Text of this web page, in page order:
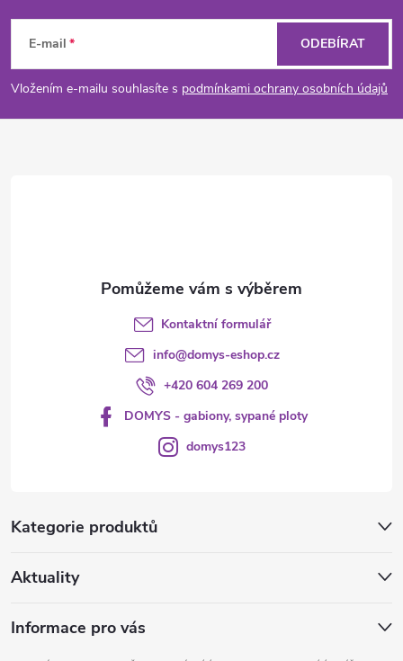
p
a
E-mail
Vložením e-mailu souhlasíte s podmínkami ochrany osobních údajů
ODEBÍRAT
Kategorie produktů
Aktuality
Informace pro vás
Kontaktní formulář
info@domys-eshop.cz
+420 604 269 200
DOMYS - gabiony, sypané ploty
domys123